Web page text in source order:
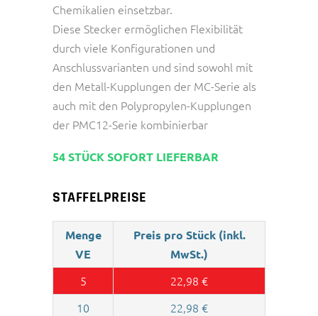
Chemikalien einsetzbar.
Diese Stecker ermöglichen Flexibilität
durch viele Konfigurationen und
Anschlussvarianten und sind sowohl mit
den Metall-Kupplungen der MC-Serie als
auch mit den Polypropylen-Kupplungen
der PMC12-Serie kombinierbar
54 STÜCK SOFORT LIEFERBAR
STAFFELPREISE
Menge
VE
Preis pro Stück (inkl.
MwSt.)
5 22,98 €
10
22,98 €